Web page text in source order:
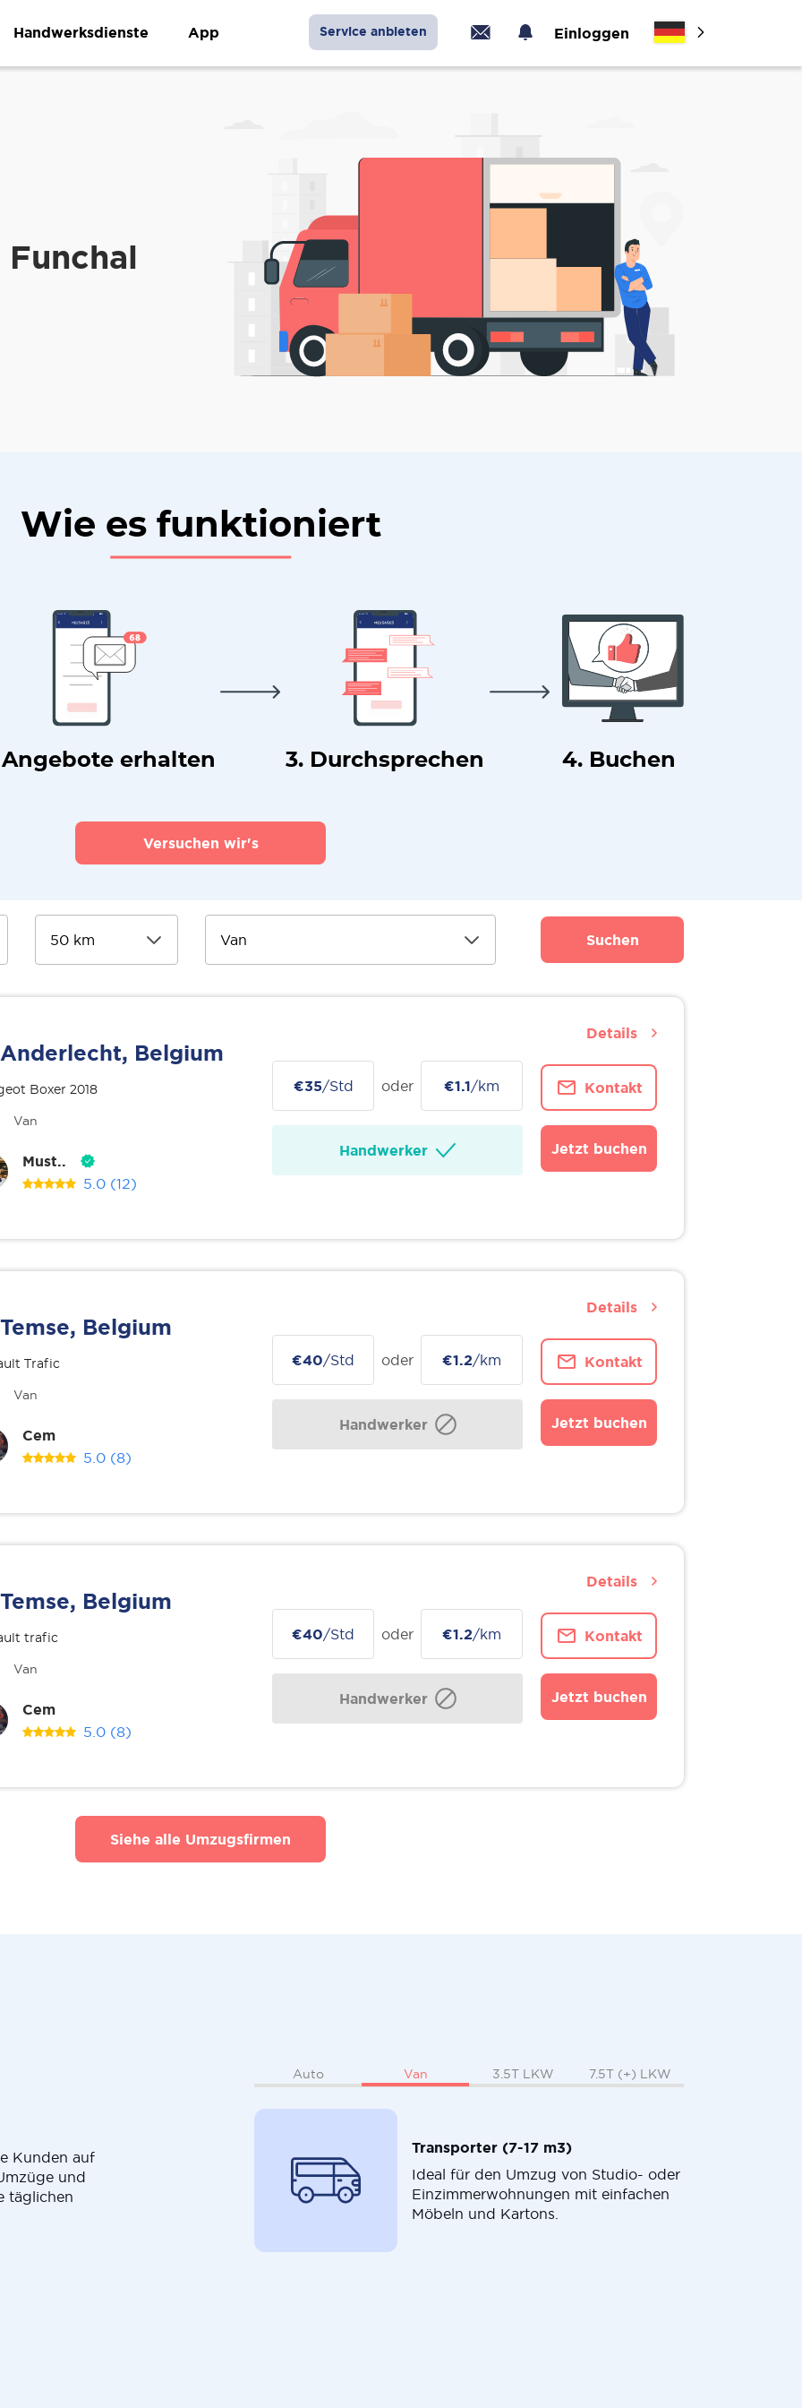
Handwerksdienste App Service anbieten Einloggen
Wie es funktioniert
Angebote erhalten 3. Durchsprechen 4. Buchen
Versuchen wir's
Suchen
Anderlecht, Belgium
Boxer 2018
Van
Must..
5.0 (12)
€35/Std oder €1.1/km
Handwerker
Kontakt
Jetzt buchen
Details
Temse, Belgium
Trafic
Van
Cem
5.0 (8)
€40/Std oder €1.2/km
Handwerker
Kontakt
Jetzt buchen
Details
Temse, Belgium
trafic
Van
Cem
5.0 (8)
€40/Std oder €1.2/km
Handwerker
Kontakt
Jetzt buchen
Details
Siehe alle Umzugsfirmen
Kunden auf
und
täglichen
Auto Van 3.5T LKW 7.5T (+) LKW
Transporter (7-17 m3)
Ideal für den Umzug von Studio- oder
Einzimmerwohnungen mit einfachen
Möbeln und Kartons.